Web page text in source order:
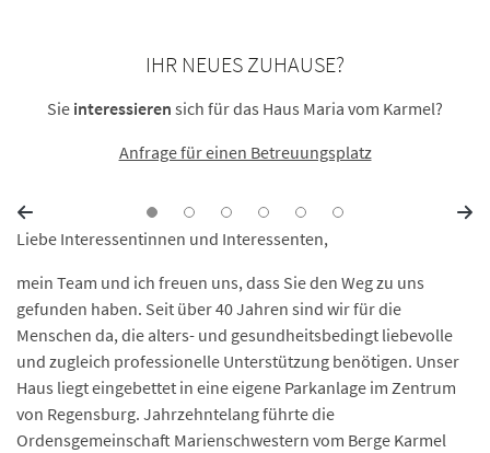
IHR NEUES ZUHAUSE?
Sie interessieren sich für das Haus Maria vom Karmel?
Anfrage für einen Betreuungsplatz
Liebe Interessentinnen und Interessenten,
mein Team und ich freuen uns, dass Sie den Weg zu uns
gefunden haben. Seit über 40 Jahren sind wir für die
Menschen da, die alters- und gesundheitsbedingt liebevolle
und zugleich professionelle Unterstützung benötigen. Unser
Haus liegt eingebettet in eine eigene Parkanlage im Zentrum
von Regensburg. Jahrzehntelang führte die
Ordensgemeinschaft Marienschwestern vom Berge Karmel